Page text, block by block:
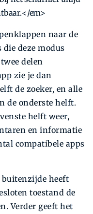
em>
naar de
die deze modus
delen
zie je dan
de zoeker, en alle
de onderste helft.
helft weer,
en informatie
compatibele apps
buitenzijde heeft
toestand de
Verder geeft het